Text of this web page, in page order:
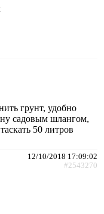
грунт, удобно
садовым шлангом,
50 литров
12/10/2018 17:09:02
#2543270